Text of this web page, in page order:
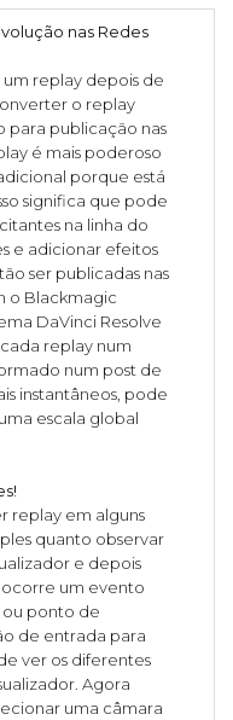
nas Redes
replay depois de
o replay
para publicação nas
é mais poderoso
porque está
significa que pode
na linha do
e adicionar efeitos
ser publicadas nas
o Blackmagic
DaVinci Resolve
replay num
num post de
instantâneos, pode
escala global
replay em alguns
quanto observar
e depois
um evento
ou ponto de
de entrada para
ver os diferentes
Agora
uma câmara